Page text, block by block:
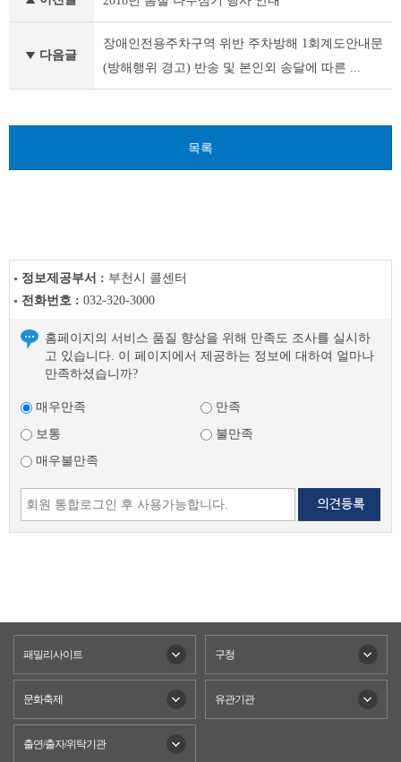
식
다
글
다음글
장애인전용주차구역 위반 주차방해 1회계도안내문
(방해행위 경고) 반송 및 본인외 송달에 따른 ...
목록
정보제공부서 : 부천시 콜센터
전화번호 : 032-320-3000
홈페이지의 서비스 품질 향상을 위해 만족도 조사를 실시하
고 있습니다. 이 페이지에서 제공하는 정보에 대하여 얼마나
만족하셨습니까?
매우만족
만족
보통
불만족
매우불만족
패밀리사이트 구청
문화축제 유관기관
출연/출자/위탁기관